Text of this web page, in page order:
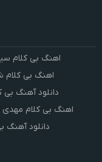
اهنگ بی کلام
اهنگ بی کلام
دانلود آهنگ بی
اهنگ بی کلام مهدی
دانلود آهنگ